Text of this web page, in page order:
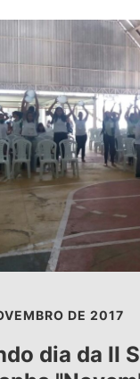
DE 2017
dia da II